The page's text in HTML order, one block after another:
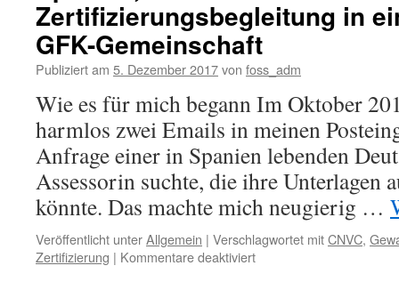
Zertifizierungsbegleitung in
GFK-Gemeinschaft
Publiziert am 5. Dezember 2017von foss_adm
Wie es für mich begann Im Oktober
harmlos zwei Emails in meinen
Anfrage einer in Spanien lebenden
Assessorin suchte, die ihre Unterlagen
könnte. Das machte mich neugierig …
Veröffentlicht unterAllgemein | Verschlagwortet mitCNVC,
Zertifizierung | Kommentare deaktiviertfür